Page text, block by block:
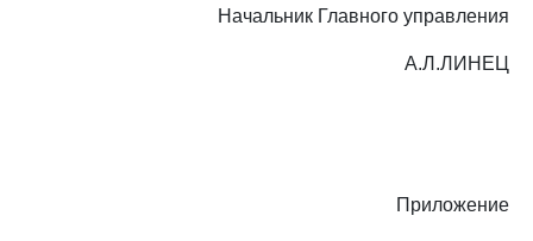
Начальник Главного управления
А.Л.ЛИНЕЦ
Приложение